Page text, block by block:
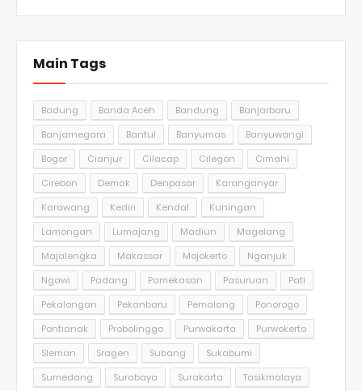
Main Tags
Badung Banda Aceh Bandung
Banjarbaru
Banjarnegara
Bantul Banyumas
Banyuwangi
Bogor
Cianjur Cilacap Cilegon
Cimahi
Cirebon
Demak Denpasar
Karanganyar
Karawang
Kediri Kendal
Kuningan
Lamongan
Lumajang Madiun
Magelang
Majalengka
Makassar Mojokerto
Nganjuk
Ngawi
Padang Pamekasan Pasuruan
Pati
Pekalongan
Pekanbaru Pemalang
Ponorogo
Pontianak
Probolinggo Purwakarta
Purwokerto
Sleman
Sragen Subang
Sukabumi
Sumedang
Surabaya Surakarta
Tasikmalaya